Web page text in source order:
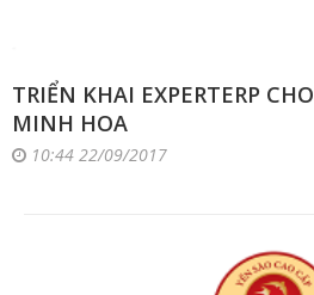
TRIỂN KHAI EXPERTERP
MINH HOA
10:44 22/09/2017